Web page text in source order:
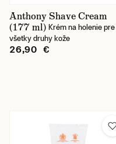
Anthony Shave Cream
(177 ml) Krém na holenie pre
všetky druhy kože
26,90 €